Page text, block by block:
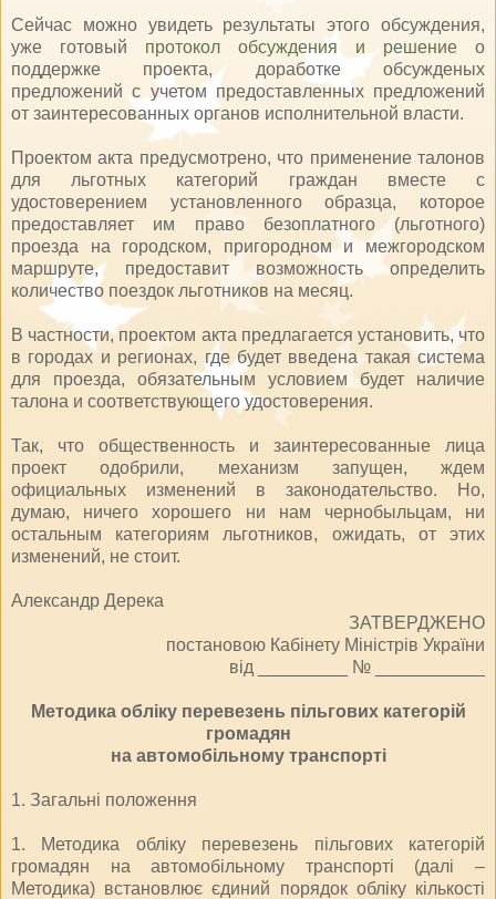
Сейчас можно увидеть результаты этого обсуждения,
уже готовый протокол обсуждения и решение о
поддержке проекта, доработке обсужденых
предложений с учетом предоставленных предложений
от заинтересованных органов исполнительной власти.
Проектом акта предусмотрено, что применение талонов
для льготных категорий граждан вместе с
удостоверением установленного образца, которое
предоставляет им право безоплатного (льготного)
проезда на городском, пригородном и межгородском
маршруте, предоставит возможность определить
количество поездок льготников на месяц.
В частности, проектом акта предлагается установить, что
в городах и регионах, где будет введена такая система
для проезда, обязательным условием будет наличие
талона и соответствующего удостоверения.
Так, что общественность и заинтересованные лица
проект одобрили, механизм запущен, ждем
официальных изменений в законодательство. Но,
думаю, ничего хорошего ни нам чернобыльцам, ни
остальным категориям льготников, ожидать, от этих
изменений, не стоит.
Александр Дерека
ЗАТВЕРДЖЕНО
постановою Кабінету Міністрів України
від _________ № ___________
Методика обліку перевезень пільгових категорій
громадян
на автомобільному транспорті
1. Загальні положення
1. Методика обліку перевезень пільгових категорій
громадян на автомобільному транспорті (далі –
Методика) встановлює єдиний порядок обліку кількості